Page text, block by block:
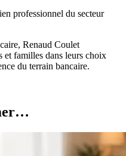
professionnel du secteur
Renaud Coulet
et familles dans leurs choix
du terrain bancaire.